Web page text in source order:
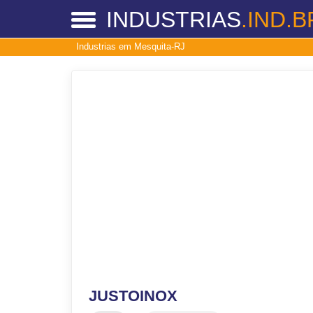
INDUSTRIAS
Industrias em Mesquita-RJ
JUSTOINOX